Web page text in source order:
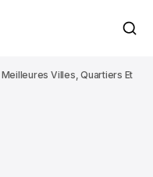
Meilleures Villes, Quartiers Et